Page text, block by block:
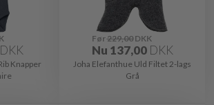
DKK
Knapper
Før229,00DKK
Nu 137,00 DKK
Joha Elefanthue Uld Filtet 2-lags
Grå